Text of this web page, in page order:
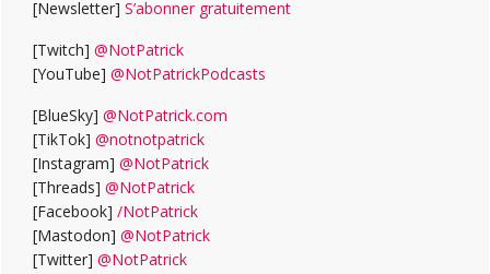
[Newsletter] S’abonner gratuitement
[Twitch] @NotPatrick
[YouTube] @NotPatrickPodcasts
[BlueSky] @NotPatrick.com
[TikTok] @notnotpatrick
[Instagram] @NotPatrick
[Threads] @NotPatrick
[Facebook] /NotPatrick
[Mastodon] @NotPatrick
[Twitter] @NotPatrick